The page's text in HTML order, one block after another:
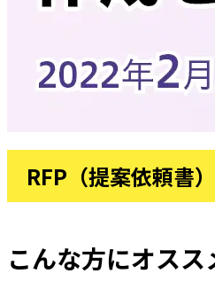
RFP（提案依頼書
こんな方にオスス